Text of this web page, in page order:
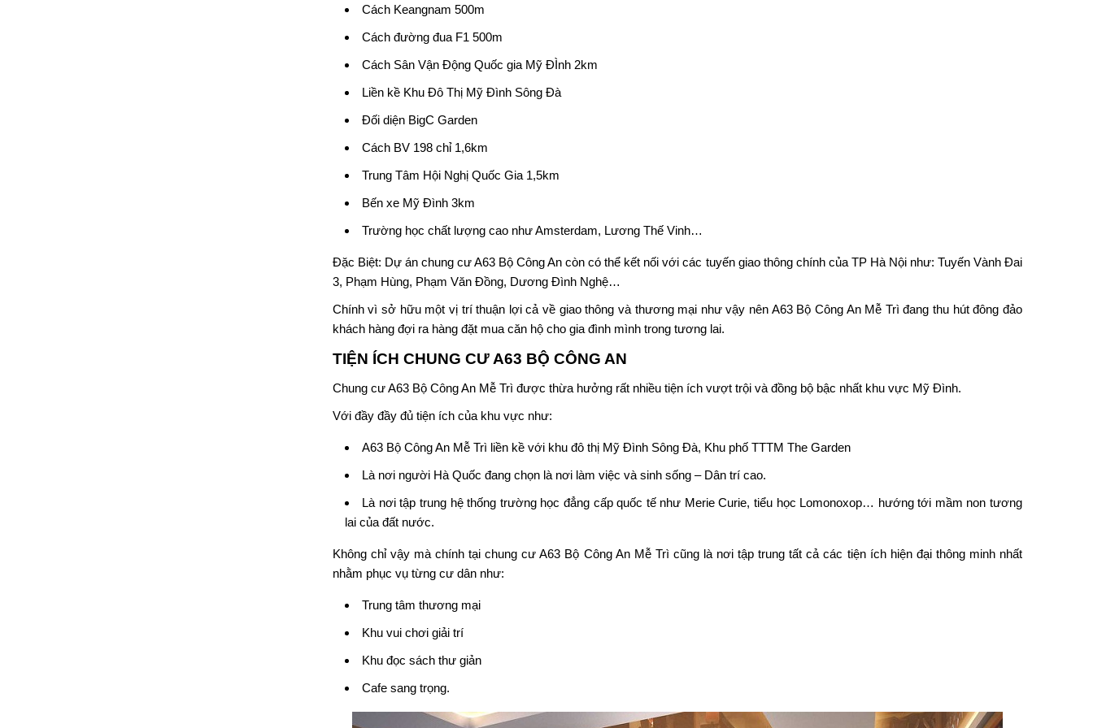
Cách Keangnam 500m
Cách đường đua F1 500m
Cách Sân Vận Động Quốc gia Mỹ ĐÌnh 2km
Liền kề Khu Đô Thị Mỹ Đình Sông Đà
Đối diện BigC Garden
Cách BV 198 chỉ 1,6km
Trung Tâm Hội Nghị Quốc Gia 1,5km
Bến xe Mỹ Đình 3km
Trường học chất lượng cao như Amsterdam, Lương Thế Vinh…
Đặc Biệt: Dự án chung cưA63 Bộ Công An còn có thể kết nối với các tuyến giao thông chính của TP Hà Nội như: Tuyến Vành Đai
3, Phạm Hùng, Phạm Văn Đồng, Dương Đình Nghệ…
Chính vì sở hữu một vị trí thuận lợi cả về giao thông và thương mại như vậy nên A63 Bộ Công An Mễ Trì đang thu hút đông đảo
khách hàng đợi ra hàng đặt mua căn hộ cho gia đình mình trong tương lai.
TIỆN ÍCH CHUNG CƯ A63 BỘ CÔNG AN
Chung cư A63 Bộ Công AnMễ Trì được thừa hưởng rất nhiều tiện ích vượt trội và đồng bộ bậc nhất khu vực Mỹ Đình.
Với đầy đầy đủ tiện ích của khu vực như:
A63 Bộ Công An Mễ Trì liền kề với khu đô thị Mỹ Đình Sông Đà, Khu phố TTTM The Garden
Là nơi người Hà Quốc đang chọn là nơi làm việc và sinh sống – Dân trí cao.
Là nơi tập trung hệ thống trường học đẳng cấp quốc tế như Merie Curie, tiểu học Lomonoxop… hướng tới mầm non tương
lai của đất nước.
Không chỉ vậy mà chính tại chung cư A63 Bộ Công An Mễ Trì cũng là nơi tập trung tất cả các tiện ích hiện đại thông minh nhất
nhằm phục vụ từng cư dân như:
Trung tâm thương mại
Khu vui chơi giải trí
Khu đọc sách thư giản
Cafe sang trọng.